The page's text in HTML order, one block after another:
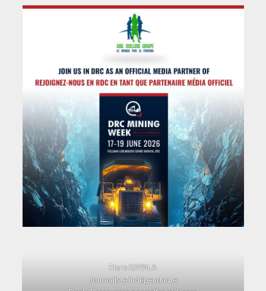
Flore KAYALA
Journaliste indépendante